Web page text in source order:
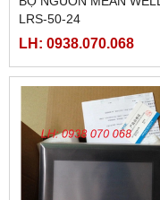
LRS-50-24
LH: 0938.070.068